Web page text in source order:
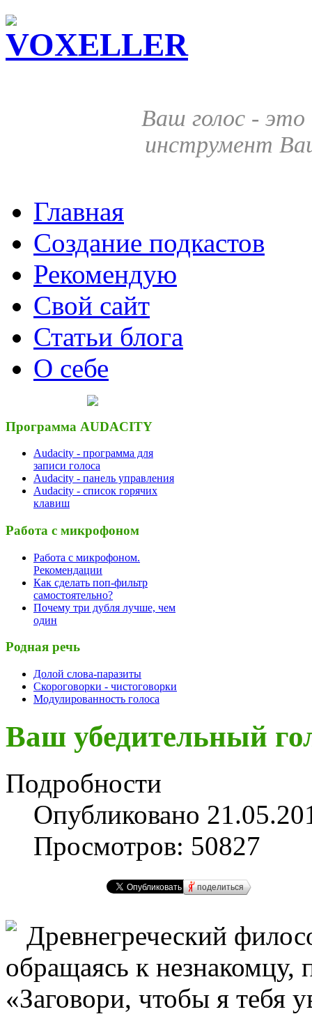
Ваш голос -
инструмент
Главная
Создание подкастов
Рекомендую
Свой сайт
Статьи блога
О себе
Программа AUDACITY
Audacity - программа для
записи голоса
Audacity - панель управления
Audacity - список горячих
клавиш
Работа с микрофоном
Работа с микрофоном.
Рекомендации
Как сделать поп-фильтр
самостоятельно?
Почему три дубля лучше, чем
один
Родная речь
Долой слова-паразиты
Скороговорки - чистоговорки
Модулированность голоса
Ваш убедительный
Подробности
Опубликовано
Просмотров: 50827
поделиться
Древнегреческий
обращаясь к незнакомцу,
«Заговори, чтобы я тебя